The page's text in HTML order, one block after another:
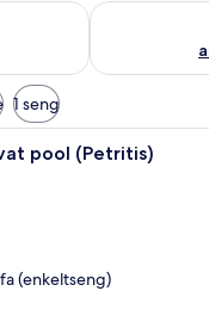
aug. 6 - aug. 7
Tjek
1 seng
Villa - 3 soveværelser - privat
pool (Petritis)
(enkeltseng)